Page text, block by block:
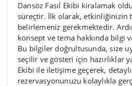
Dansöz Fasıl Ekibi kiralamak
süreçtir. İlk olarak, etkinliğinizin
belirlemeniz gerekmektedir.
konsept ve tema hakkında bilgi
Bu bilgiler doğrultusunda, size
seçilir ve gösteri için hazırlıklar
Ekibi ile iletişime geçerek,
rezervasyonunuzu kolaylıkla